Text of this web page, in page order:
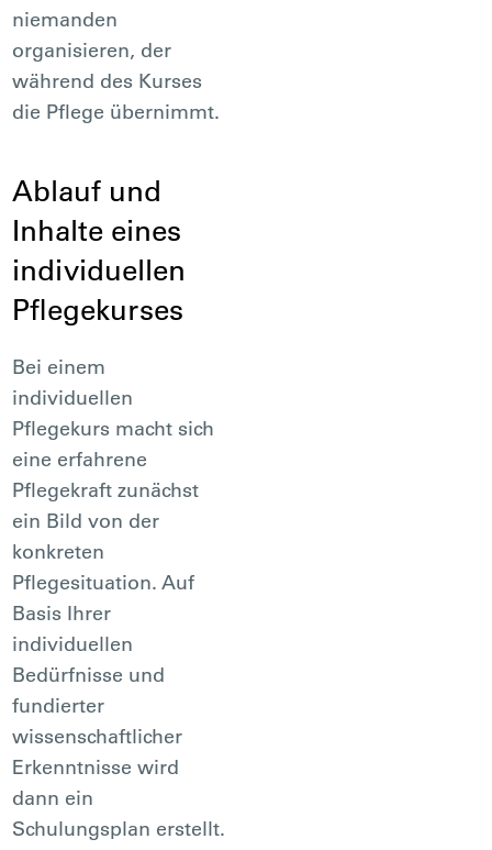
niemanden
organisieren, der
während des Kurses
die Pflege übernimmt.
Ablauf und
Inhalte eines
individuellen
Pflegekurses
Bei einem
individuellen
Pflegekurs macht sich
eine erfahrene
Pflegekraft zunächst
ein Bild von der
konkreten
Pflegesituation. Auf
Basis Ihrer
individuellen
Bedürfnisse und
fundierter
wissenschaftlicher
Erkenntnisse wird
dann ein
Schulungsplan erstellt.